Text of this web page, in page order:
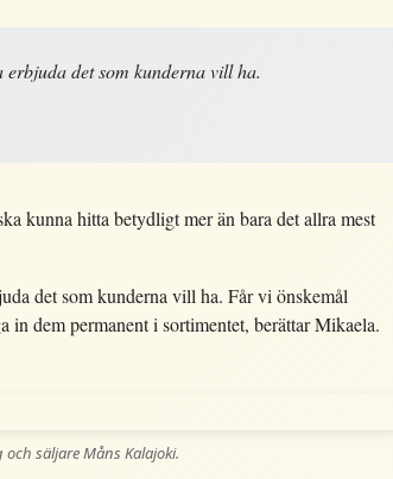
det som kunderna vill ha.
kunna hitta betydligt mer än bara det allra mest
det som kunderna vill ha. Får vi önskemål
dem permanent i sortimentet, berättar Mikaela.
säljare Måns Kalajoki.